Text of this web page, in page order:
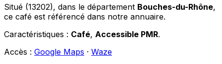
Situé (13202), dans le département Bouches-du-Rhône,
ce café est référencé dans notre annuaire.
Caractéristiques : Café, Accessible PMR.
Accès : Google Maps · Waze